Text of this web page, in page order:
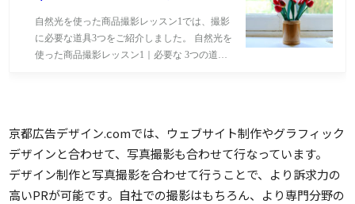
京都広告デザイン.comでは、ウェブサイト制作やグラフィック
デザインと合わせて、写真撮影も合わせて行なっています。
デザイン制作と写真撮影を合わせて行うことで、より訴求力の
高いPRが可能です。自社での撮影はもちろん、より専門分野の